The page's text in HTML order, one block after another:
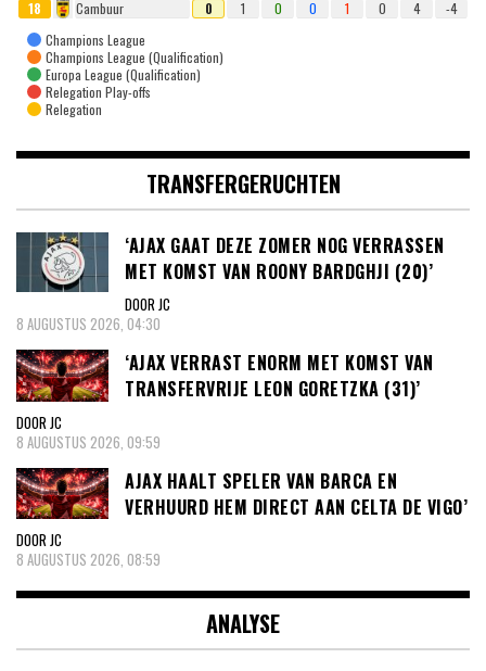
18
Cambuur 0 1 0 0 1 0 4
-4
Champions League
Champions League (Qualification)
Europa League (Qualification)
Relegation Play-offs
Relegation
TRANSFERGERUCHTEN
‘AJAX GAAT DEZE ZOMER NOG VERRASSEN
MET KOMST VAN ROONY BARDGHJI (20)’
DOOR JC
8 AUGUSTUS 2026, 04:30
‘AJAX VERRAST ENORM MET KOMST VAN
TRANSFERVRIJE LEON GORETZKA (31)’
DOOR JC
8 AUGUSTUS 2026, 09:59
AJAX HAALT SPELER VAN BARCA EN
VERHUURD HEM DIRECT AAN CELTA DE VIGO’
DOOR JC
8 AUGUSTUS 2026, 08:59
ANALYSE